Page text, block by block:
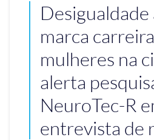
Desigualdade
marca
mulheres na
alerta
NeuroTec-R
entrevista de